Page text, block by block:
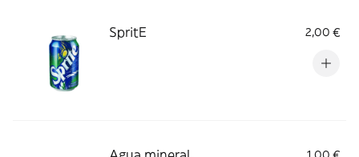
SpritE 2,00 €